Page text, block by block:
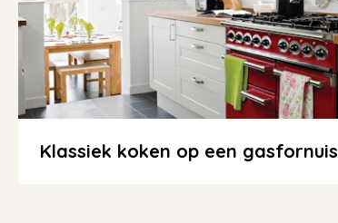
Klassiek koken op een gasfornuis